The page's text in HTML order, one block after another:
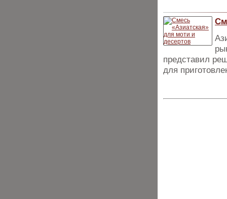
представил
для